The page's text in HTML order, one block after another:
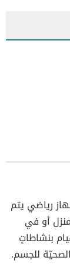
رياضي يتم
أو في
بنشاطاتٍ
للجسم.